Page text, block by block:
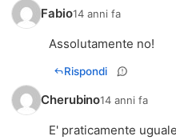
Fabio14 anni fa
Assolutamente no!
Rispondi
Cherubino14 anni fa
E' praticamente